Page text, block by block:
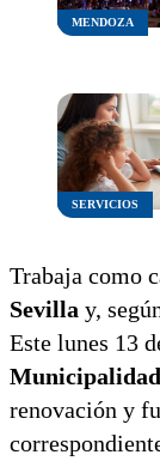
MENDOZA
SERVICIOS
Trabaja como
Sevilla y,
Este lunes 13
renovación y